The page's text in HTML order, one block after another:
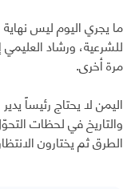
ما يجري اليوم ليس
للشرعية، ورشاد
مرة أخرى.
اليمن لا يحتاج رئيساً
والتاريخ في لحظات
الطرق ثم يختارون